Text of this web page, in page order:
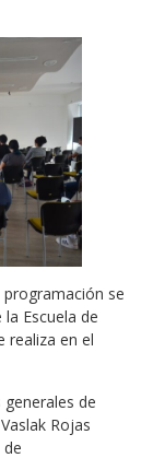
se
la Escuela de
realiza en el
de
Rojas